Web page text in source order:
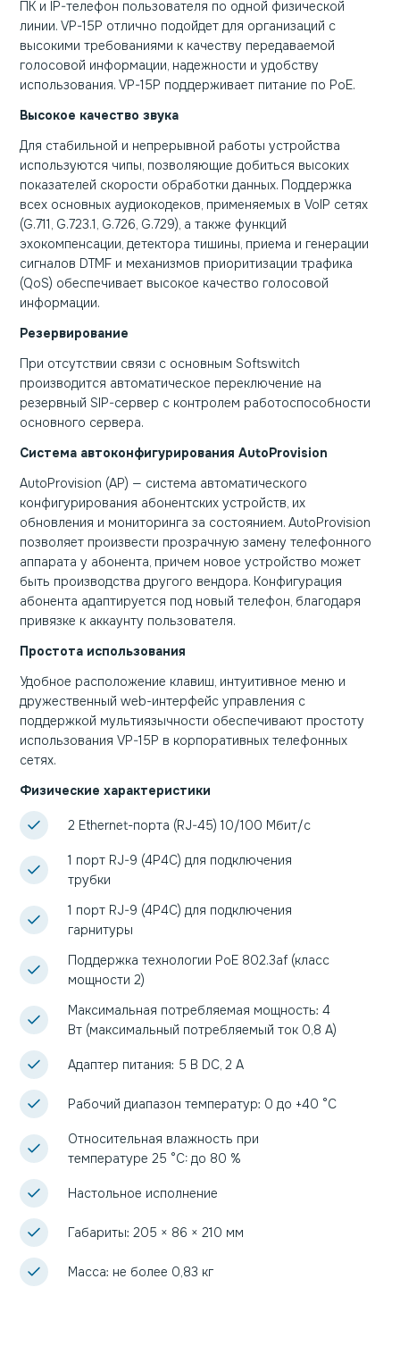
ПК и IP-телефон пользователя по одной физической
линии. VP-15P отлично подойдет для организаций с
высокими требованиями к качеству передаваемой
голосовой информации, надежности и удобству
использования. VP-15P поддерживает питание по PoE.
Высокое качество звука
Для стабильной и непрерывной работы устройства
используются чипы, позволяющие добиться высоких
показателей скорости обработки данных. Поддержка
всех основных аудиокодеков, применяемых в VoIP сетях
(G.711, G.723.1, G.726, G.729), а также функций
эхокомпенсации, детектора тишины, приема и генерации
сигналов DTMF и механизмов приоритизации трафика
(QoS) обеспечивает высокое качество голосовой
информации.
Резервирование
При отсутствии связи с основным Softswitch
производится автоматическое переключение на
резервный SIP-сервер с контролем работоспособности
основного сервера.
Система автоконфигурирования AutoProvision
AutoProvision (AP) — система автоматического
конфигурирования абонентских устройств, их
обновления и мониторинга за состоянием. AutoProvision
позволяет произвести прозрачную замену телефонного
аппарата у абонента, причем новое устройство может
быть производства другого вендора. Конфигурация
абонента адаптируется под новый телефон, благодаря
привязке к аккаунту пользователя.
Простота использования
Удобное расположение клавиш, интуитивное меню и
дружественный web-интерфейс управления с
поддержкой мультиязычности обеспечивают простоту
использования VP-15P в корпоративных телефонных
сетях.
Физические характеристики
2 Ethernet-порта (RJ-45) 10/100 Мбит/с
1 порт RJ-9 (4P4C) для подключения
трубки
1 порт RJ-9 (4P4C) для подключения
гарнитуры
Поддержка технологии PoE 802.3af (класс
мощности 2)
Максимальная потребляемая мощность: 4
Вт (максимальный потребляемый ток 0,8 А)
Адаптер питания: 5 В DC, 2 A
Рабочий диапазон температур: 0 до +40 °С
Относительная влажность при
температуре 25 °C: до 80 %
Настольное исполнение
Габариты: 205 × 86 × 210 мм
Масса: не более 0,83 кг